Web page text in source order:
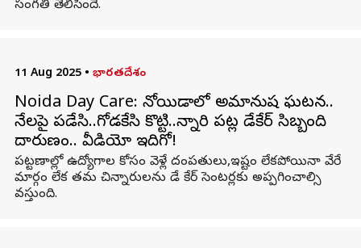
సంగతి తెలిసిందే.
11 Aug 2025 • భారతదేశం
Noida Day Care: నోయిడాలో అమానుష ఘటన..
నేలపై పడేసి..గోడకేసి కొట్టి..చిన్నారి పట్ల డేకేర్‌ సిబ్బంది
దారుణం.. వీడియో ఇదిగో!
పట్టణాల్లో ఉద్యోగాల కోసం వెళ్లే దంపతులు,ఇష్టం లేకపోయినా వేరే
మార్గం లేక తమ చిన్నారులను డే కేర్ సెంటర్లకు అప్పగించాల్సి
వస్తుంది.